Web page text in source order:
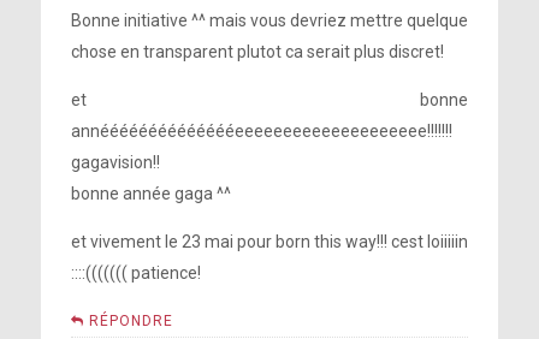
Bonne initiative ^^ mais vous devriez mettre quelque
chose en transparent plutot ca serait plus discret!
et bonne
annééééééééééééééeeeeeeeeeeeeeeeeeeee!!!!!!!
gagavision!!
bonne année gaga ^^
et vivement le 23 mai pour born this way!!! cest loiiiiin
::::((((((( patience!
RÉPONDRE